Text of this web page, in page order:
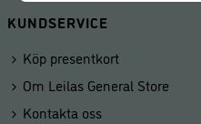
KUNDSERVICE
Köp presentkort
Om Leilas General Store
Kontakta oss